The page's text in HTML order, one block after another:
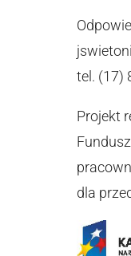
tel. (17)
Projekt
dla